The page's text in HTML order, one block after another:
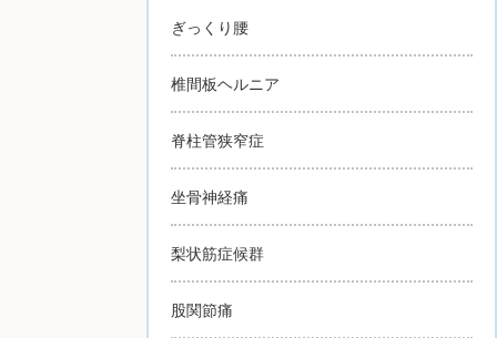
ぎっくり腰
椎間板ヘルニア
脊柱管狭窄症
坐骨神経痛
梨状筋症候群
股関節痛